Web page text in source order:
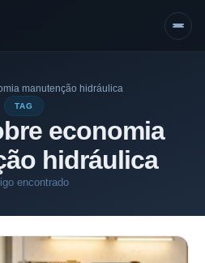
manutenção hidráulica
TAG
economia
hidráulica
encontrado